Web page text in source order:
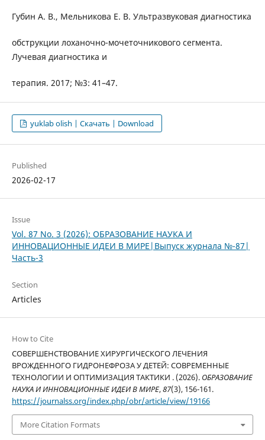
Губин А. В., Мельникова Е. В. Ультразвуковая диагностика
обструкции лоханочно-мочеточникового сегмента.
Лучевая диагностика и
терапия. 2017; №3: 41–47.
yuklab olish | Скачать | Download
Published
2026-02-17
Issue
Vol. 87 No. 3 (2026): ОБРАЗОВАНИЕ НАУКА И
ИННОВАЦИОННЫЕ ИДЕИ В МИРЕ|Выпуск журнала №-87|
Часть-3
Section
Articles
How to Cite
СОВЕРШЕНСТВОВАНИЕ ХИРУРГИЧЕСКОГО ЛЕЧЕНИЯ
ВРОЖДЕННОГО ГИДРОНЕФРОЗА У ДЕТЕЙ: СОВРЕМЕННЫЕ
ТЕХНОЛОГИИ И ОПТИМИЗАЦИЯ ТАКТИКИ . (2026). ОБРАЗОВАНИЕ
НАУКА И ИННОВАЦИОННЫЕ ИДЕИ В МИРЕ,87(3), 156-161.
https://journalss.org/index.php/obr/article/view/19166
More Citation Formats